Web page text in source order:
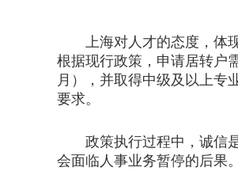
上海对人才的态度，体现
根据现行政策，申请居转户
月），并取得中级及以上专
要求。
政策执行过程中，诚信是
会面临人事业务暂停的后果